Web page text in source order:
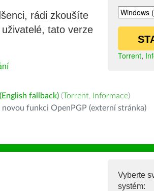
Torrent,
rádi zkoušíte
tato verze
fallback) (Torrent, Informace)
novou funkci OpenPGP (externí stránka)
Vyberte
systém: